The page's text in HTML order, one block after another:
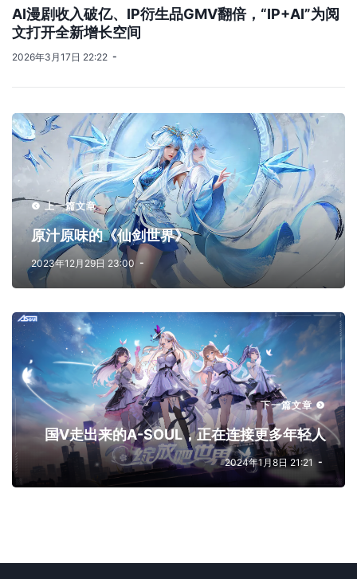
AI漫剧收入破亿、IP衍生品GMV翻倍，“IP+AI”为阅
文打开全新增长空间
2026年3月17日 22:22
上一篇文章
原汁原味的《仙剑世界》
2023年12月29日 23:00
下一篇文章
国V走出来的A-SOUL，正在连接更多年轻人
2024年1月8日 21:21